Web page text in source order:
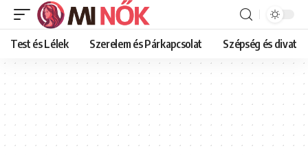
Test és Lélek Szerelem és Párkapcsolat Szépség és divat